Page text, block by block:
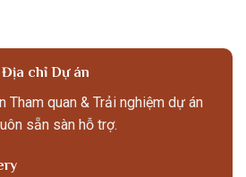
Địa chỉ Dự án
Tham quan & Trải nghiệm dự án
sẵn sàn hỗ trợ.